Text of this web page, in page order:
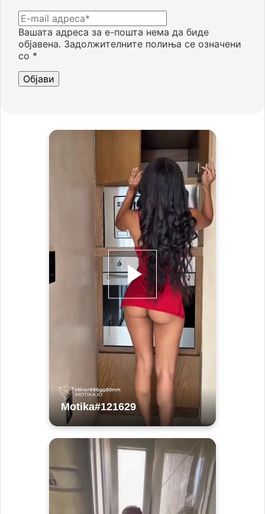
Вашата адреса за е-пошта нема да биде
објавена. Задолжителните полиња се означени
со *